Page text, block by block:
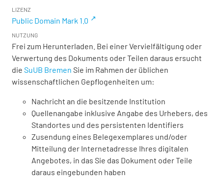
LIZENZ
Public Domain Mark 1.0
NUTZUNG
Frei zum Herunterladen. Bei einer Vervielfältigung oder
Verwertung des Dokuments oder Teilen daraus ersucht
die SuUB Bremen Sie im Rahmen der üblichen
wissenschaftlichen Gepflogenheiten um:
Nachricht an die besitzende Institution
Quellenangabe inklusive Angabe des Urhebers, des
Standortes und des persistenten Identifiers
Zusendung eines Belegexemplares und/oder
Mitteilung der Internetadresse Ihres digitalen
Angebotes, in das Sie das Dokument oder Teile
daraus eingebunden haben